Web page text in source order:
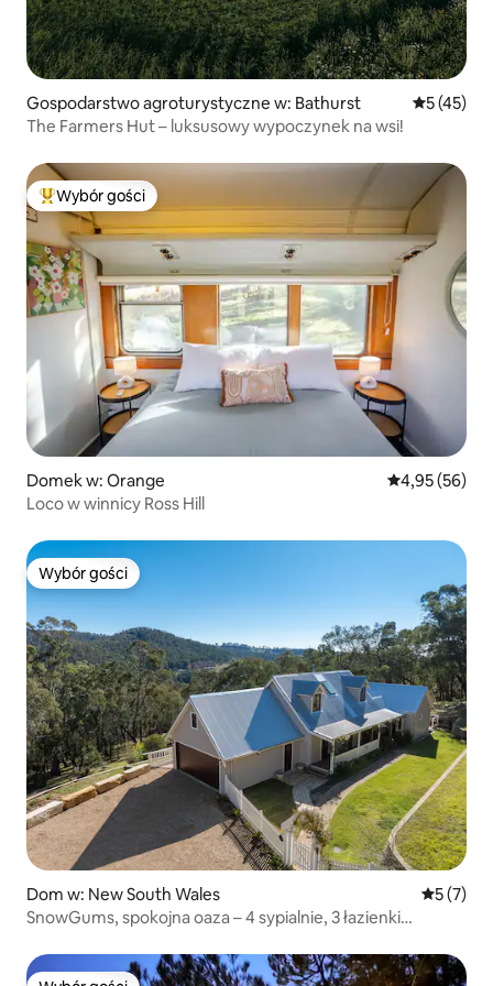
Gospodarstwo agroturystyczne w: Bathurst Średnia
5 (45)
The Farmers Hut – luksusowy wypoczynek na wsi!
Najpopularniejsze z kategorii Wybór gości
Wybór gości
Domek w: Orange Średnia
4,95 (56)
Loco w winnicy Ross Hill
Wybór gości
Wybór gości
Dom w: New South Wales Średnia
5 (7)
SnowGums, spokojna oaza – 4 sypialnie, 3 łazienki